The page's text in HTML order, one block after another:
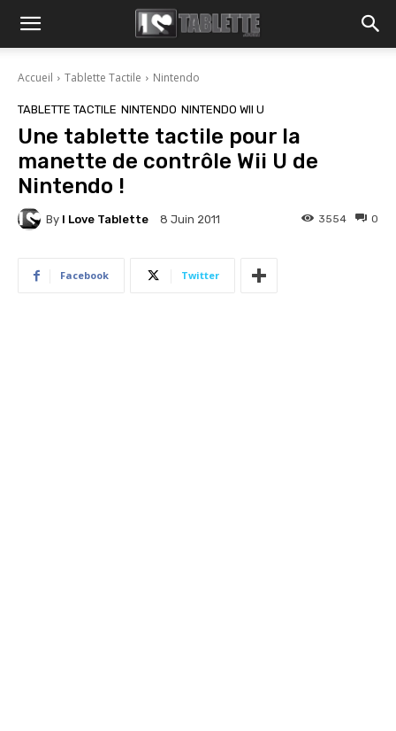
Accueil Tablette Tactile Nintendo
TABLETTE TACTILE NINTENDO NINTENDO WII U
Une tablette tactile pour la
manette de contrôle Wii U de
Nintendo !
By I Love Tablette 8 Juin 2011 0
3554
Facebook Twitter